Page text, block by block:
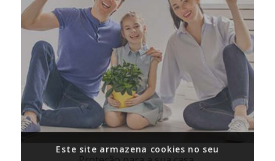
Este site armazena cookies no seu